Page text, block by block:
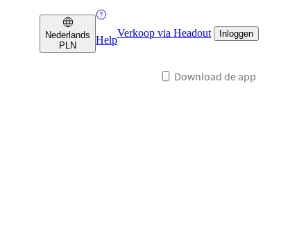
Nederlands
PLN
Help
Verkoop via Headout Inloggen
Download de app